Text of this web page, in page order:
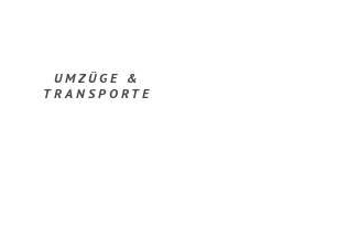
UMZÜGE &
TRANSPORTE